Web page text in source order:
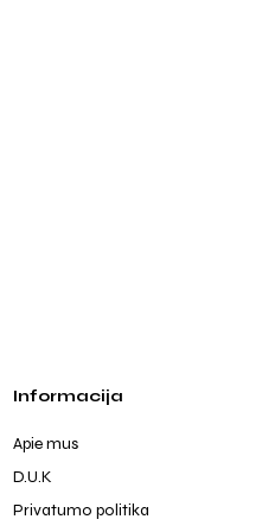
Informacija
Apie mus
D.U.K
Privatumo politika